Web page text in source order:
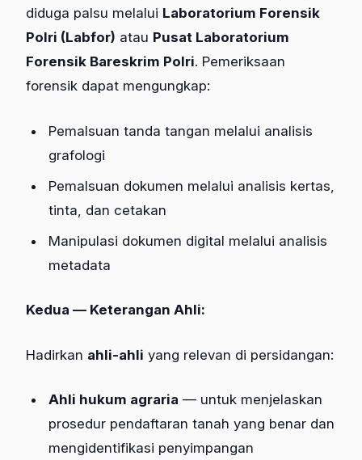
diduga palsu melalui Laboratorium Forensik
Polri (Labfor) atau Pusat Laboratorium
Forensik Bareskrim Polri. Pemeriksaan
forensik dapat mengungkap:
Pemalsuan tanda tangan melalui analisis
grafologi
Pemalsuan dokumen melalui analisis kertas,
tinta, dan cetakan
Manipulasi dokumen digital melalui analisis
metadata
Kedua — Keterangan Ahli:
Hadirkan ahli-ahli yang relevan di persidangan:
Ahli hukum agraria — untuk menjelaskan
prosedur pendaftaran tanah yang benar dan
mengidentifikasi penyimpangan